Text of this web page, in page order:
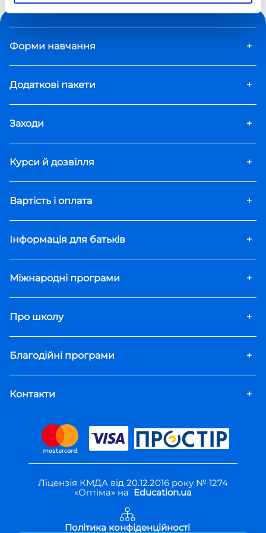
Форми навчання +
Додаткові пакети +
Заходи +
Курси й дозвілля +
Вартість і оплата +
Інформація для батьків +
Міжнародні програми +
Про школу +
Благодійні програми +
Контакти +
Ліцензія КМДА від 20.12.2016 року № 1274
«Оптіма» на Education.ua
Політика конфіденційності